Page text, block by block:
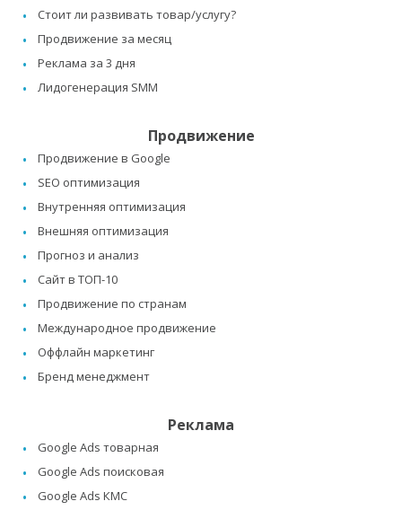
Стоит ли развивать товар/услугу?
Продвижение за месяц
Реклама за 3 дня
Лидогенерация SMM
Продвижение
Продвижение в Google
SEO оптимизация
Внутренняя оптимизация
Внешняя оптимизация
Прогноз и анализ
Сайт в ТОП-10
Продвижение по странам
Международное продвижение
Оффлайн маркетинг
Бренд менеджмент
Реклама
Google Ads товарная
Google Ads поисковая
Google Ads КМС